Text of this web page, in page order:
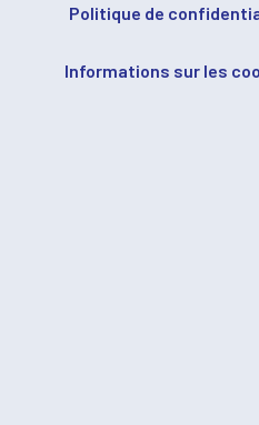
Politique de
Informations sur les